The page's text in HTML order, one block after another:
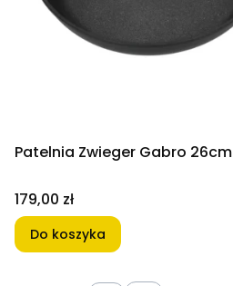
Patelnia Zwieger Gabro 26cm
Cena
179,00 zł
Do koszyka